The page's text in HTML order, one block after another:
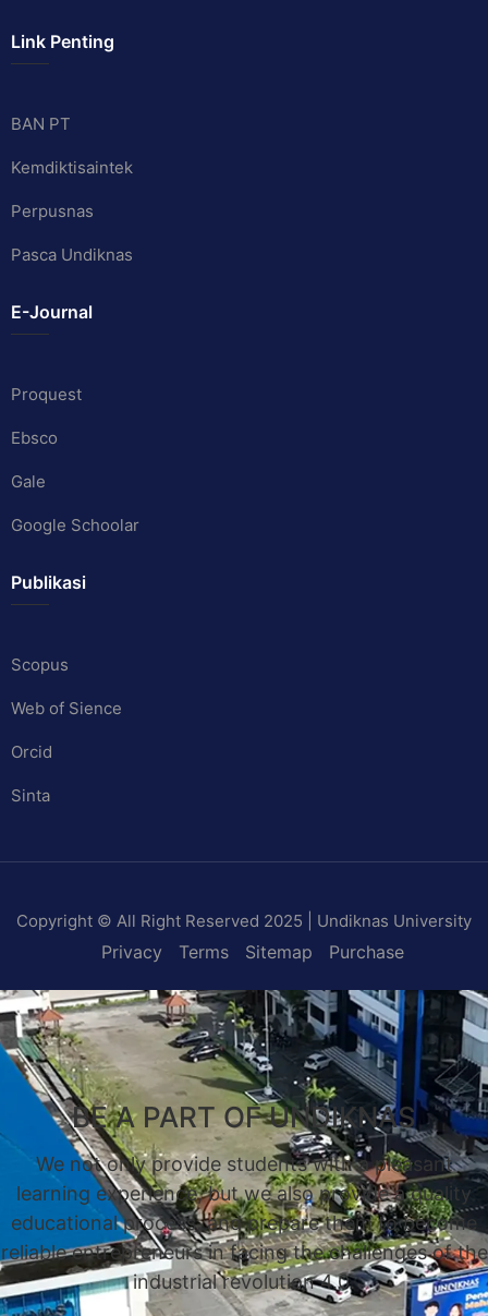
Link Penting
BAN PT
Kemdiktisaintek
Perpusnas
Pasca Undiknas
E-Journal
Proquest
Ebsco
Gale
Google Schoolar
Publikasi
Scopus
Web of Sience
Orcid
Sinta
Copyright © All Right Reserved 2025 | Undiknas University
Privacy Terms Sitemap Purchase
BE A PART OF UNDIKNAS
We not only provide students with a pleasant
learning experience, but we also provide a quality
educational process, and prepare them to become
reliable entrepreneurs in facing the challenges of the
industrial revolution 4.0.